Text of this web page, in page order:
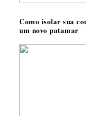
Como isolar sua
um novo patamar